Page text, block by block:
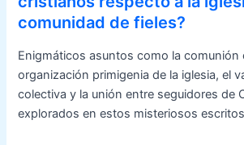
comunidad de fieles?
Enigmáticos asuntos como la comunión
organización primigenia de la iglesia, el
colectiva y la unión entre seguidores de
explorados en estos misteriosos